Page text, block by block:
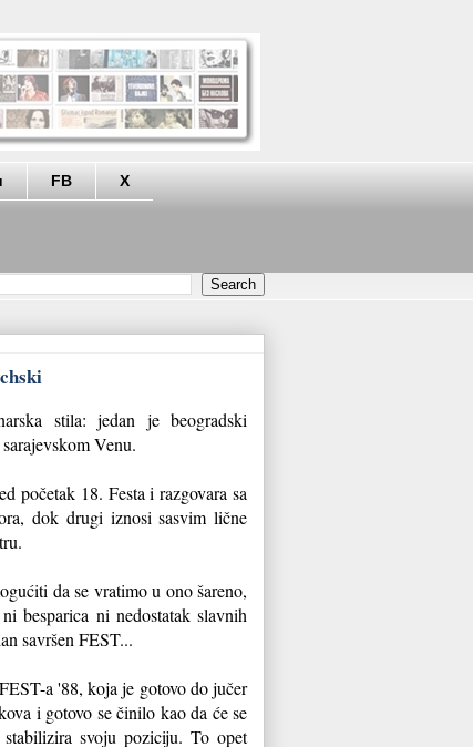
FB X
stila: jedan je beogradski
Venu.
početak 18. Festa i razgovara sa
dok drugi iznosi sasvim lične
da se vratimo u ono šareno,
besparica ni nedostatak slavnih
savršen FEST...
a '88, koja je gotovo do jučer
i gotovo se činilo kao da će se
svoju poziciju. To opet